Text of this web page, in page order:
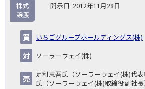
示
い
業・
事業
り
種
キー
ム
2012年11月28日
いちごグループホールディングス(株)
ソーラーウェイ(株)
足利恵吾氏（ソーラーウェイ(株)代
氏（ソーラーウェイ(株)取締役副社長
株式
譲渡